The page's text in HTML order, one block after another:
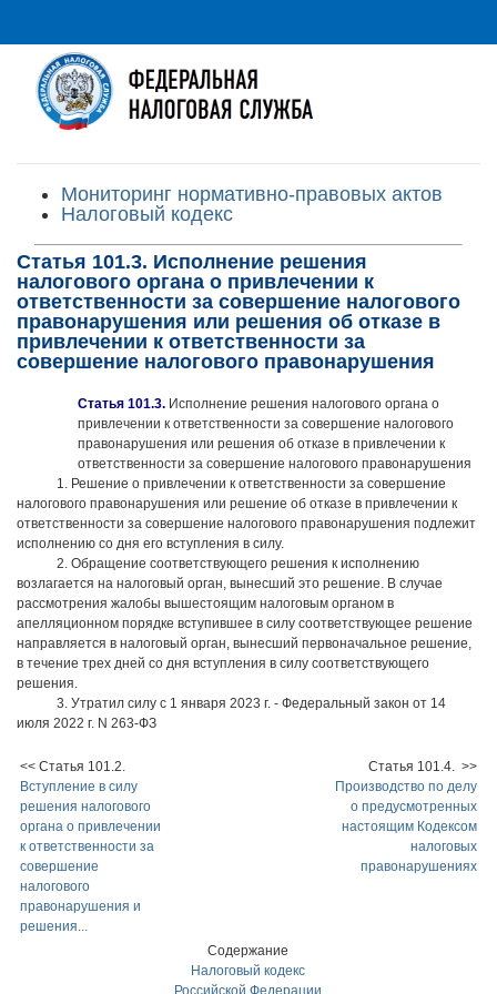
Мониторинг нормативно-правовых актов
Налоговый кодекс
Статья 101.3. Исполнение решения
налогового органа о привлечении к
ответственности за совершение налогового
правонарушения или решения об отказе в
привлечении к ответственности за
совершение налогового правонарушения
Статья 101.3. Исполнение решения налогового органа о
привлечении к ответственности за совершение налогового
правонарушения или решения об отказе в привлечении к
ответственности за совершение налогового правонарушения
1. Решение о привлечении к ответственности за совершение
налогового правонарушения или решение об отказе в привлечении к
ответственности за совершение налогового правонарушения подлежит
исполнению со дня его вступления в силу.
2. Обращение соответствующего решения к исполнению
возлагается на налоговый орган, вынесший это решение. В случае
рассмотрения жалобы вышестоящим налоговым органом в
апелляционном порядке вступившее в силу соответствующее решение
направляется в налоговый орган, вынесший первоначальное решение,
в течение трех дней со дня вступления в силу соответствующего
решения.
3. Утратил силу с 1 января 2023 г. - Федеральный закон от 14
июля 2022 г. N 263-ФЗ
<< Статья 101.2.
Вступление в силу
решения налогового
органа о привлечении
к ответственности за
совершение
налогового
правонарушения и
решения...
Статья 101.4. >>
Производство по делу
о предусмотренных
настоящим Кодексом
налоговых
правонарушениях
Содержание
Налоговый кодекс
Российской Федерации